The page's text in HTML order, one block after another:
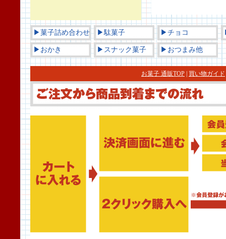
▶菓子詰め合わせ ▶駄菓子 ▶チョコ
▶おかき ▶スナック菓子 ▶おつまみ他
お菓子 通販TOP 買い物ガイド